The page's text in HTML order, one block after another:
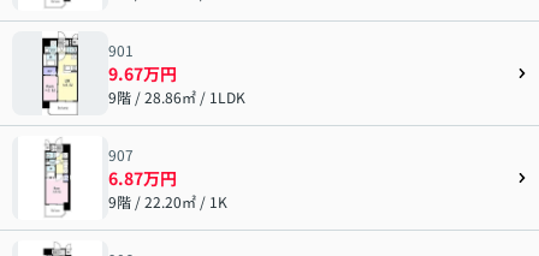
901
9.67万円
9階 / 28.86㎡ / 1LDK
907
6.87万円
9階 / 22.20㎡ / 1K